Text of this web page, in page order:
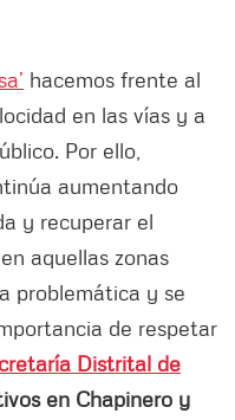
hacemos frente al
en las vías y a
Por ello,
aumentando
y recuperar el
aquellas zonas
problemática y se
de respetar
Distrital de
en Chapinero y